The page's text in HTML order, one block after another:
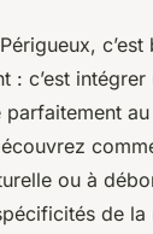
de
•7 min de lecture
c’est
: c’est
parfaitement
ou à
de